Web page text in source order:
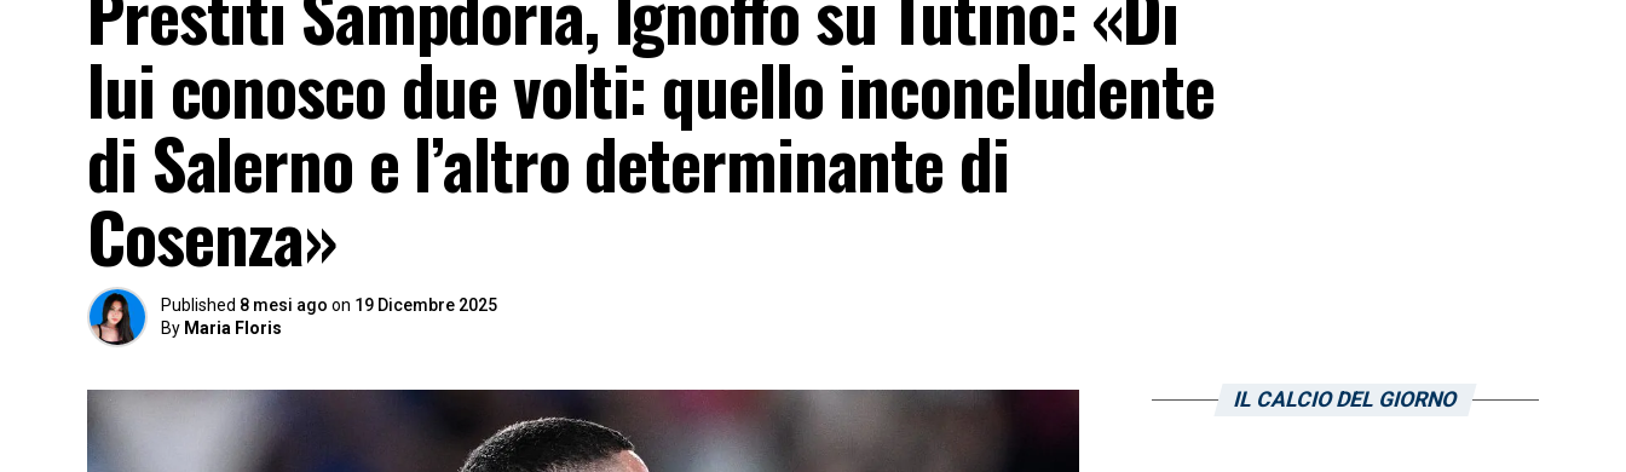
lui conosco due volti: quello inconcludente
di Salerno e l’altro determinante di
Cosenza»
Published 8 mesi ago on 19 Dicembre 2025
By Maria Floris
IL CALCIO DEL GIORNO